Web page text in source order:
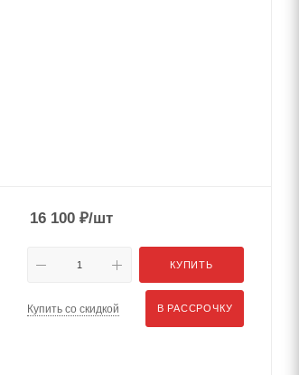
16 100 ₽/шт
КУПИТЬ
Купить со скидкой В РАССРОЧКУ